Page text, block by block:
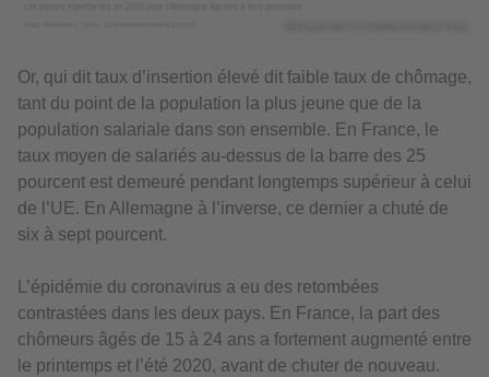
Or, qui dit taux d’insertion élevé dit faible taux de chômage,
tant du point de la population la plus jeune que de la
population salariale dans son ensemble. En France, le
taux moyen de salariés au-dessus de la barre des 25
pourcent est demeuré pendant longtemps supérieur à celui
de l’UE. En Allemagne à l’inverse, ce dernier a chuté de
six à sept pourcent.
L’épidémie du coronavirus a eu des retombées
contrastées dans les deux pays. En France, la part des
chômeurs âgés de 15 à 24 ans a fortement augmenté entre
le printemps et l’été 2020, avant de chuter de nouveau.